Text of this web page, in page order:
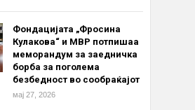
Фондацијата „Фросина
Кулакова“ и МВР потпишаа
меморандум за заедничка
борба за поголема
безбедност во сообраќајот
мај 27, 2026